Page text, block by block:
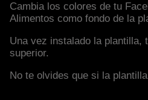
Cambia los colores de tu
Alimentos como fondo de la
Una vez instalado la plantilla,
superior.
No te olvides que si la